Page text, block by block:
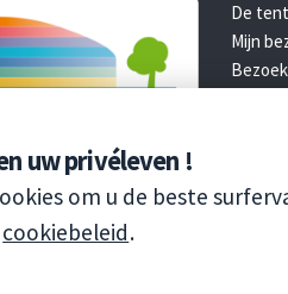
uw privéleven !
om u de beste
cookiebeleid.
De
Mijn